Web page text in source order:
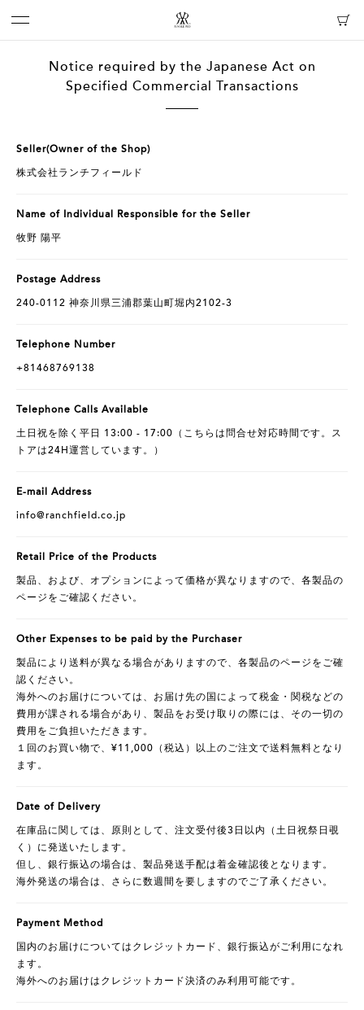
Notice required by the Japanese Act on
Specified Commercial Transactions
Seller(Owner of the Shop)
株式会社ランチフィールド
Name of Individual Responsible for the Seller
牧野 陽平
Postage Address
240-0112 神奈川県三浦郡葉山町堀内2102-3
Telephone Number
+81468769138
Telephone Calls Available
土日祝を除く平日 13:00 - 17:00（こちらは問合せ対応時間です。ス
トアは24H運営しています。）
E-mail Address
info@ranchfield.co.jp
Retail Price of the Products
製品、および、オプションによって価格が異なりますので、各製品の
ページをご確認ください。
Other Expenses to be paid by the Purchaser
製品により送料が異なる場合がありますので、各製品のページをご確
認ください。
海外へのお届けについては、お届け先の国によって税金・関税などの
費用が課される場合があり、製品をお受け取りの際には、その一切の
費用をご負担いただきます。
１回のお買い物で、¥11,000（税込）以上のご注文で送料無料となり
ます。
Date of Delivery
在庫品に関しては、原則として、注文受付後3日以内（土日祝祭日覗
く）に発送いたします。
但し、銀行振込の場合は、製品発送手配は着金確認後となります。
海外発送の場合は、さらに数週間を要しますのでご了承ください。
Payment Method
国内のお届けについてはクレジットカード、銀行振込がご利用になれ
ます。
海外へのお届けはクレジットカード決済のみ利用可能です。